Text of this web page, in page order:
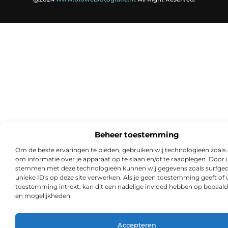
Beheer toestemming
Om de beste ervaringen te bieden, gebruiken wij technologieën zoals
om informatie over je apparaat op te slaan en/of te raadplegen. Door
stemmen met deze technologieën kunnen wij gegevens zoals
unieke ID's op deze site verwerken. Als je geen toestemming geeft of
toestemming intrekt, kan dit een nadelige invloed hebben op
en mogelijkheden.
Accepteren